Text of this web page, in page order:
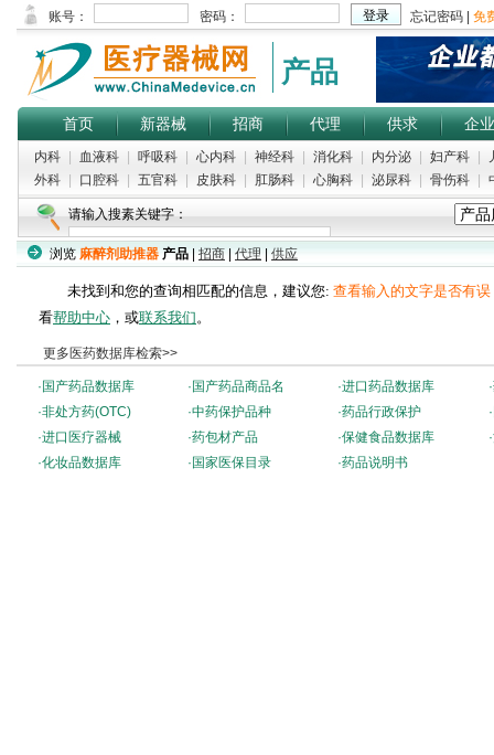
产品
首页 新器械 招商 代理 供求 企业
内科 血液科 呼吸科 心内科 神经科 消化科 内分泌 妇产科
外科
口腔科 五官科 皮肤科 肛肠科 心胸科 泌尿科 骨伤科
请输入搜素关键字：
浏览 麻醉剂助推器 产品 招商 代理 供应
未找到和您的查询相匹配的信息，建议您: 查看输入的文字是否有误
看帮助中心 ，或联系我们。
更多医药数据库检索>>
· 国产药品数据库 · 国产药品商品名 ·进口药品数据库 ·
·非处方药(OTC) ·中药保护品种 ·药品行政保护 ·
·进口医疗器械 ·药包材产品 ·保健食品数据库 ·
·化妆品数据库 · 国家医保目录 ·药品说明书